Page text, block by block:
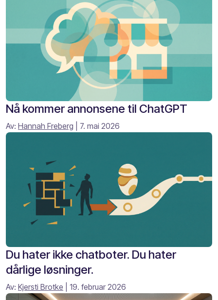
Nå kommer annonsene til ChatGPT
Av: Hannah Freberg | 7. mai 2026
Du hater ikke chatboter. Du hater
dårlige løsninger.
Av: Kjersti Brotke | 19. februar 2026